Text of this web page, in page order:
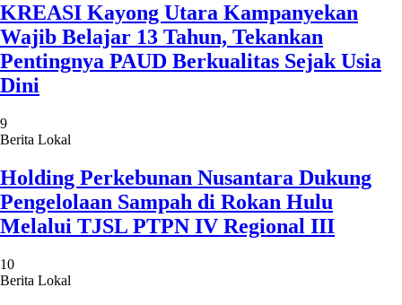
KREASI Kayong Utara Kampanyekan
Wajib Belajar 13 Tahun, Tekankan
Pentingnya PAUD Berkualitas Sejak Usia
Dini
9
Berita Lokal
Holding Perkebunan Nusantara Dukung
Pengelolaan Sampah di Rokan Hulu
Melalui TJSL PTPN IV Regional III
10
Berita Lokal